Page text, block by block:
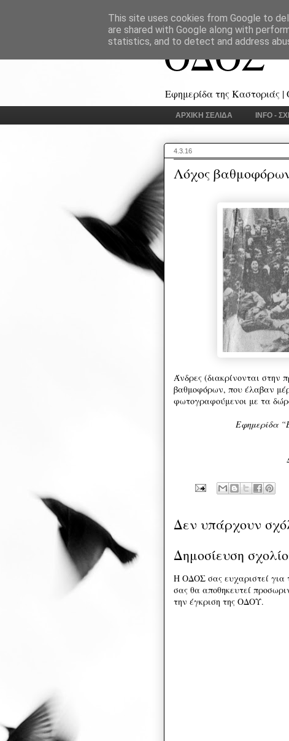
ΟΔΟΣ
Εφημερίδα της Καστοριάς |
ΑΡΧΙΚΗ ΣΕΛΙΔΑ INFO -
4.3.16
Λόχος
Άνδρες (διακρίνονται στην
βαθμοφόρων, που έλαβαν
φωτογραφούμενοι με τα
Εφημερίδα
Δεν υπάρχουν
Δημοσίευση
Η ΟΔΟΣ σας ευχαριστεί για
σας θα αποθηκευτεί
την έγκριση της ΟΔΟΥ.
This site uses cookies from Google to
are shared with Google along with
statistics, and to detect and address